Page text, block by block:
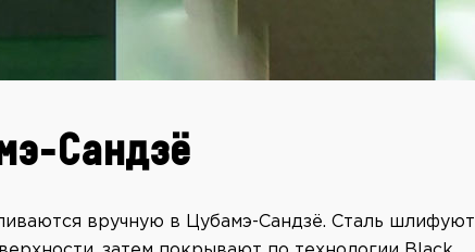
Сандзё
вручную в Цубамэ-Сандзё. Сталь шлифуют